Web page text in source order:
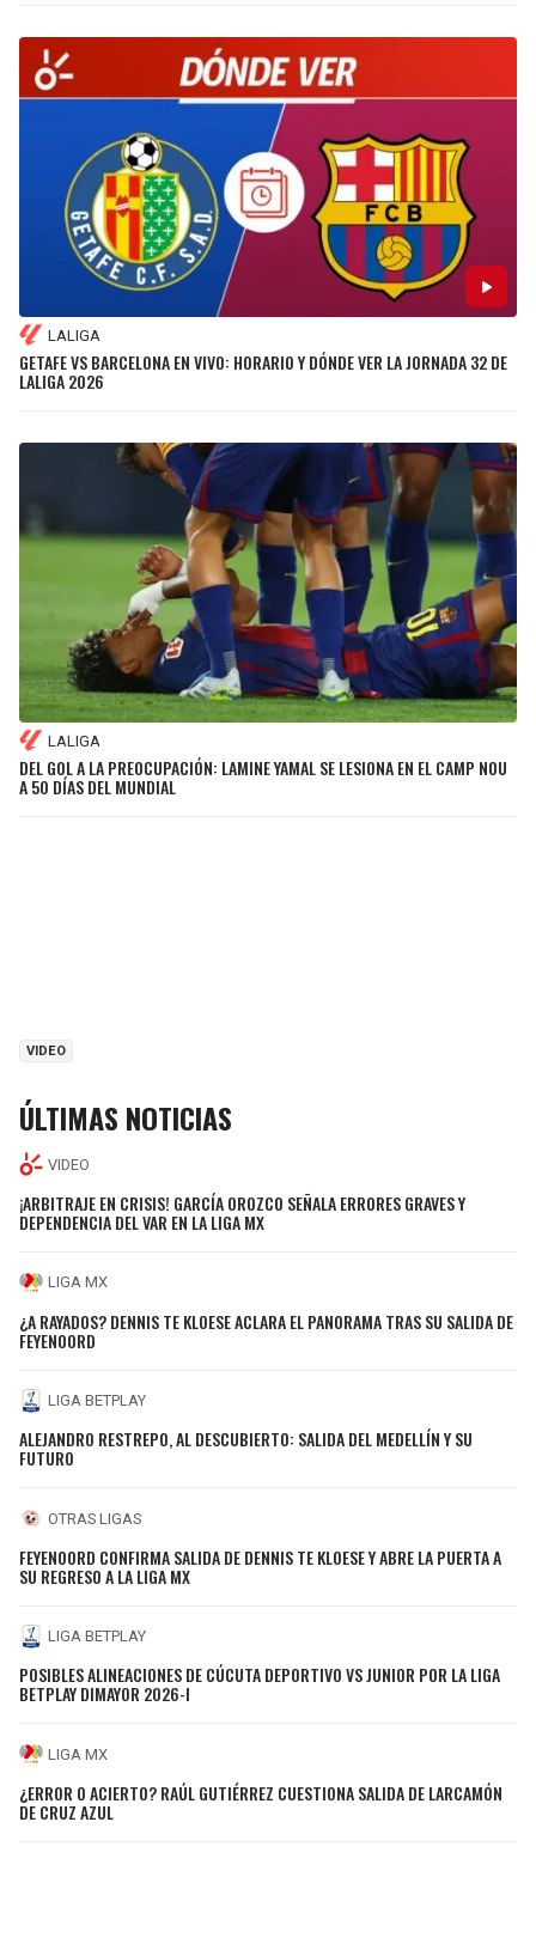
LALIGA
GETAFE VS BARCELONA EN VIVO: HORARIO Y DÓNDE VER LA JORNADA 32 DE
LALIGA 2026
LALIGA
DEL GOL A LA PREOCUPACIÓN: LAMINE YAMAL SE LESIONA EN EL CAMP NOU
A 50 DÍAS DEL MUNDIAL
VIDEO
ÚLTIMAS NOTICIAS
VIDEO
¡ARBITRAJE EN CRISIS! GARCÍA OROZCO SEÑALA ERRORES GRAVES Y
DEPENDENCIA DEL VAR EN LA LIGA MX
LIGA MX
¿A RAYADOS? DENNIS TE KLOESE ACLARA EL PANORAMA TRAS SU SALIDA DE
FEYENOORD
LIGA BETPLAY
ALEJANDRO RESTREPO, AL DESCUBIERTO: SALIDA DEL MEDELLÍN Y SU
FUTURO
OTRAS LIGAS
FEYENOORD CONFIRMA SALIDA DE DENNIS TE KLOESE Y ABRE LA PUERTA A
SU REGRESO A LA LIGA MX
LIGA BETPLAY
POSIBLES ALINEACIONES DE CÚCUTA DEPORTIVO VS JUNIOR POR LA LIGA
BETPLAY DIMAYOR 2026-I
LIGA MX
¿ERROR O ACIERTO? RAÚL GUTIÉRREZ CUESTIONA SALIDA DE LARCAMÓN
DE CRUZ AZUL